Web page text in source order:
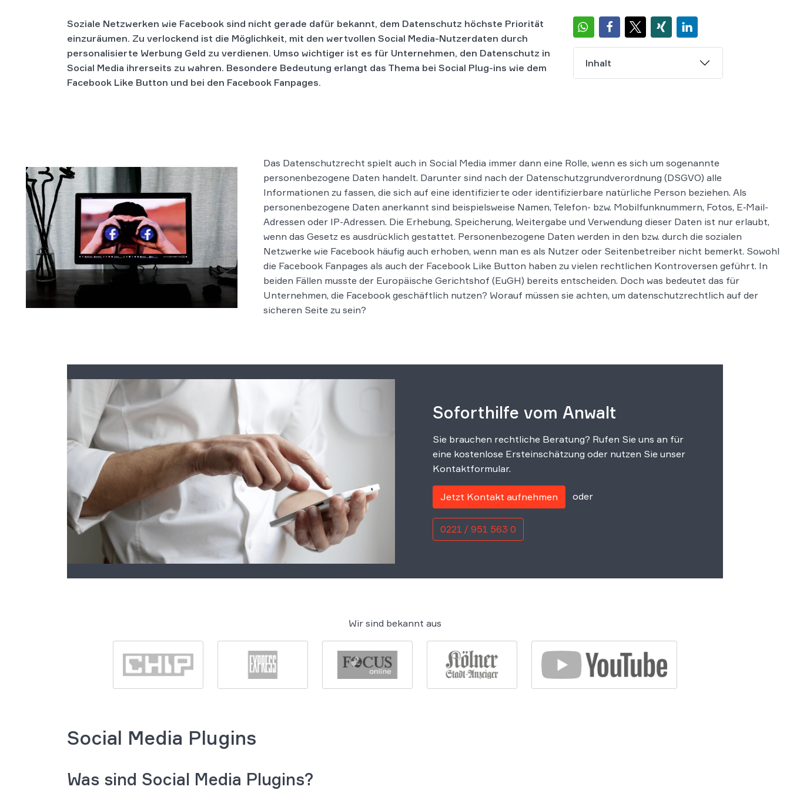
Inhalt
Soziale Netzwerken wie Facebook sind nicht gerade dafür bekannt, dem Datenschutz höchste Priorität
einzuräumen. Zu verlockend ist die Möglichkeit, mit den wertvollen Social Media-Nutzerdaten durch
personalisierte Werbung Geld zu verdienen. Umso wichtiger ist es für Unternehmen, den Datenschutz in
Social Media ihrerseits zu wahren. Besondere Bedeutung erlangt das Thema bei Social Plug-ins wie dem
Facebook Like Button und bei den Facebook Fanpages.
Das Datenschutzrecht spielt auch in Social Media immer dann eine Rolle, wenn es sich um sogenannte
personenbezogene Daten handelt. Darunter sind nach der Datenschutzgrundverordnung (DSGVO) alle
Informationen zu fassen, die sich auf eine identifizierte oder identifizierbare natürliche Person beziehen. Als
personenbezogene Daten anerkannt sind beispielsweise Namen, Telefon- bzw. Mobilfunknummern, Fotos, E‐Mail-
Adressen oder IP-Adressen. Die Erhebung, Speicherung, Weitergabe und Verwendung dieser Daten ist nur erlaubt,
wenn das Gesetz es ausdrücklich gestattet. Personenbezogene Daten werden in den bzw. durch die sozialen
Netzwerke wie Facebook häufig auch erhoben, wenn man es als Nutzer oder Seitenbetreiber nicht bemerkt. Sowohl
die Facebook Fanpages als auch der Facebook Like Button haben zu vielen rechtlichen Kontroversen geführt. In
beiden Fällen musste der Europäische Gerichtshof (EuGH) bereits entscheiden. Doch was bedeutet das für
Unternehmen, die Facebook geschäftlich nutzen? Worauf müssen sie achten, um datenschutzrechtlich auf der
sicheren Seite zu sein?
Soforthilfe vom Anwalt
Sie brauchen rechtliche Beratung? Rufen Sie uns an für
eine kostenlose Ersteinschätzung oder nutzen Sie unser
Kontaktformular.
Jetzt Kontakt aufnehmen oder
0221 / 951 563 0
Wir sind bekannt aus
Social Media Plugins
Was sind Social Media Plugins?